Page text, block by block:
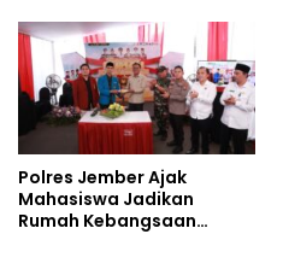
Polres Jember Ajak
Mahasiswa Jadikan
Rumah Kebangsaan